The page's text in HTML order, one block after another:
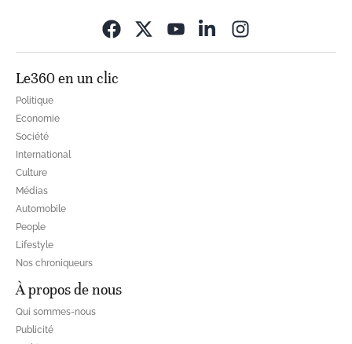
Le360 en un clic
Politique
Economie
Société
International
Culture
Médias
Automobile
People
Lifestyle
Nos chroniqueurs
À propos de nous
Qui sommes-nous
Publicité